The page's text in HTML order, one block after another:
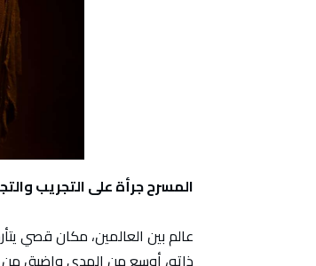
المسرح جرأة على التجريب
عالم بين العالمين، مكان قصي